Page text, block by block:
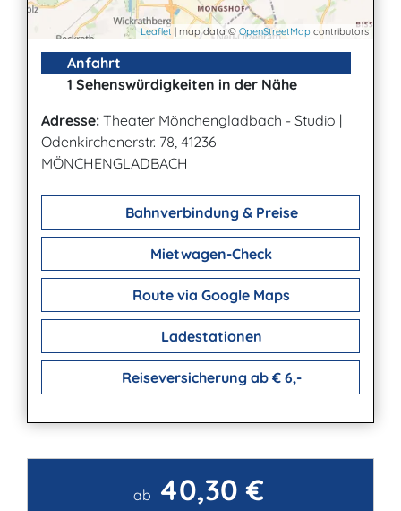
Leaflet | map data © OpenStreetMap contributors
Anfahrt
1 Sehenswürdigkeiten in der Nähe
Adresse: Theater Mönchengladbach - Studio |
Odenkirchenerstr. 78, 41236
MÖNCHENGLADBACH
Bahnverbindung & Preise
Mietwagen-Check
Route via Google Maps
Ladestationen
Reiseversicherung ab € 6,-
Kontaktab 40,30 €